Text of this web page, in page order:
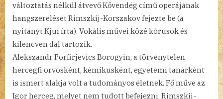
változtatás nélkül átvevő Kővendég című operájának
hangszerelését Rimszkij-Korszakov fejezte be (a
nyitányt Kjui írta). Vokális művei közé kórusok és
kilencven dal tartozik.
Alekszandr Porfirjevics Borogyin, a törvénytelen
hercegfi orvosként, kémikusként, egyetemi tanárként
is ismert alakja volt a tudományos életnek. Fő műve az
Igor herceg, melyet nem tudott befejezni, Rimszkij-